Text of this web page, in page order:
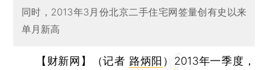
同时，2013年3月份北京二手住宅网签量创有史以来
单月新高
【财新网】（记者 路炳阳 ） 2013年一季度，